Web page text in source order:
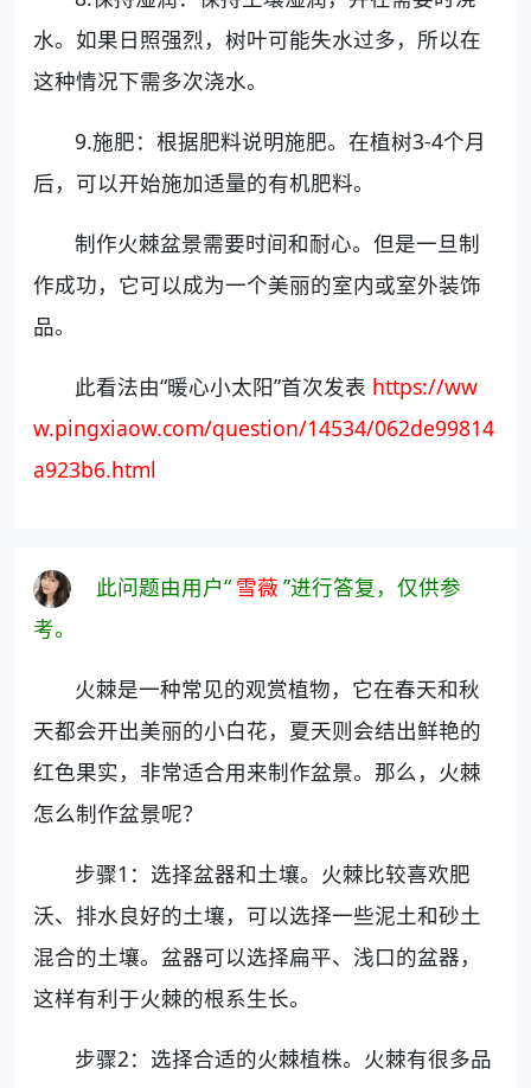
水。如果日照强烈，树叶可能失水过多，所以在
这种情况下需多次浇水。
9.施肥：根据肥料说明施肥。在植树3-4个月
后，可以开始施加适量的有机肥料。
制作火棘盆景需要时间和耐心。但是一旦制
作成功，它可以成为一个美丽的室内或室外装饰
品。
此看法由“暖心小太阳”首次发表 https://ww
w.pingxiaow.com/question/14534/062de99814
a923b6.html
此问题由用户“ 雪薇 ”进行答复，仅供参
考。
火棘是一种常见的观赏植物，它在春天和秋
天都会开出美丽的小白花，夏天则会结出鲜艳的
红色果实，非常适合用来制作盆景。那么，火棘
怎么制作盆景呢？
步骤1：选择盆器和土壤。火棘比较喜欢肥
沃、排水良好的土壤，可以选择一些泥土和砂土
混合的土壤。盆器可以选择扁平、浅口的盆器，
这样有利于火棘的根系生长。
步骤2：选择合适的火棘植株。火棘有很多品